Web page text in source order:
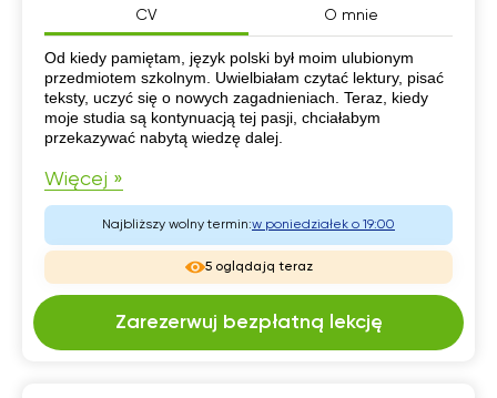
CV O mnie
CV
Od kiedy pamiętam, język polski był moim ulubionym
przedmiotem szkolnym. Uwielbiałam czytać lektury, pisać
teksty, uczyć się o nowych zagadnieniach. Teraz, kiedy
moje studia są kontynuacją tej pasji, chciałabym
przekazywać nabytą wiedzę dalej.
Więcej »
Najbliższy wolny termin:w poniedziałek o 19:00
5 oglądają teraz
Zarezerwuj bezpłatną lekcję